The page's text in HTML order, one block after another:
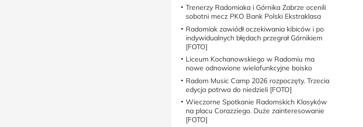
Trenerzy Radomiaka i Górnika Zabrze ocenili
sobotni mecz PKO Bank Polski Ekstraklasa
Radomiak zawiódł oczekiwania kibiców i po
indywidualnych błędach przegrał Górnikiem
[FOTO]
Liceum Kochanowskiego w Radomiu ma
nowe odnowione wielofunkcyjne boisko
Radom Music Camp 2026 rozpoczęty. Trzecia
edycja potrwa do niedzieli [FOTO]
Wieczorne Spotkanie Radomskich Klasyków
na placu Corazziego. Duże zainteresowanie
[FOTO]